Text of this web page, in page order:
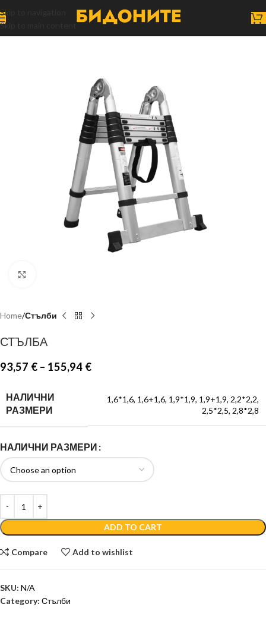
Skip to navigation
Skip to main content
Home Стълби
СТЪЛБА
93,57 € – 155,94 €
НАЛИЧНИ
РАЗМЕРИ
1,6*1,6, 1,6+1,6, 1,9*1,9, 1,9+1,9, 2,2*2,2,
2,5*2,5, 2,8*2,8
НАЛИЧНИ РАЗМЕРИ
ADD TO CART
Compare Add to wishlist
SKU: N/A
Category: Стълби